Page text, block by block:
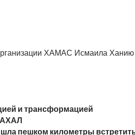
ХАМАС Исмаила Ханию
и трансформацией
пешком километры